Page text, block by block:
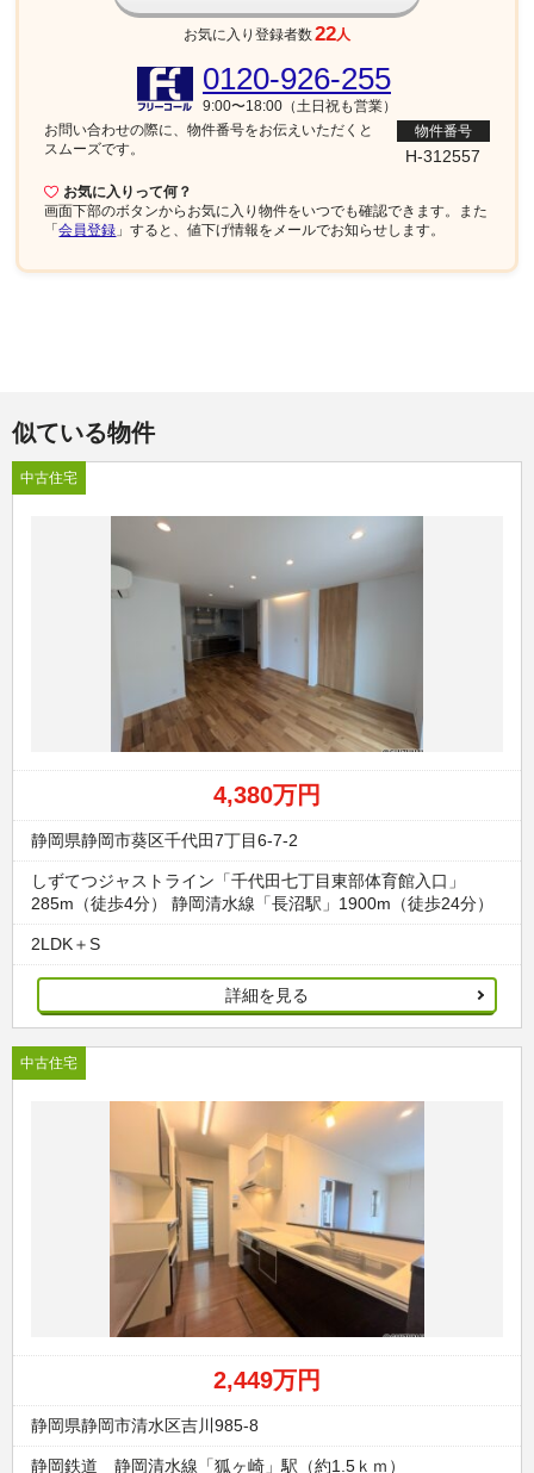
お気に入り登録者数22 人
お気に入りって何？
画面下部のボタンからお気に入り物件をいつでも確認できます。また
「会員登録 」すると、値下げ情報をメールでお知らせします。
0120-926-255
9:00〜18:00（土日祝も営業）
お問い合わせの際に、物件番号をお伝えいただくと
スムーズです。
物件番号
H-312557
似ている物件
中古住宅
4,380万円
静岡県静岡市葵区千代田7丁目6-7-2
しずてつジャストライン「千代田七丁目東部体育館入口」
285m（徒歩4分） 静岡清水線「長沼駅」1900m（徒歩24分）
2LDK＋S
詳細を見る
中古住宅
2,449万円
静岡県静岡市清水区吉川985-8
静岡鉄道 静岡清水線「狐ヶ崎」駅（約1.5ｋｍ）